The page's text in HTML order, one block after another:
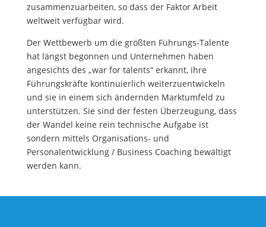
zusammenzuarbeiten, so dass der Faktor Arbeit
weltweit verfügbar wird.
Der Wettbewerb um die größten Führungs-Talente
hat längst begonnen und Unternehmen haben
angesichts des „war for talents“ erkannt, ihre
Führungskräfte kontinuierlich weiterzuentwickeln
und sie in einem sich ändernden Marktumfeld zu
unterstützen. Sie sind der festen Überzeugung, dass
der Wandel keine rein technische Aufgabe ist
sondern mittels Organisations- und
Personalentwicklung / Business Coaching bewältigt
werden kann.